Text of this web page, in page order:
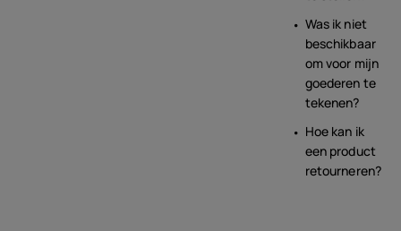
Was ik niet
beschikbaar
om voor mijn
goederen te
tekenen?
Hoe kan ik
een product
retourneren?